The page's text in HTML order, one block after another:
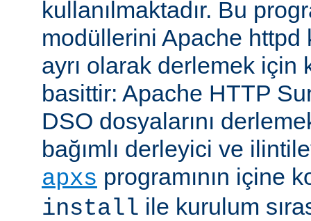
kullanılmaktadır. Bu
modüllerini Apache httpd
ayrı olarak derlemek için
basittir: Apache HTTP
DSO dosyalarını
bağımlı derleyici ve
apxs programının içine
install ile kurulum